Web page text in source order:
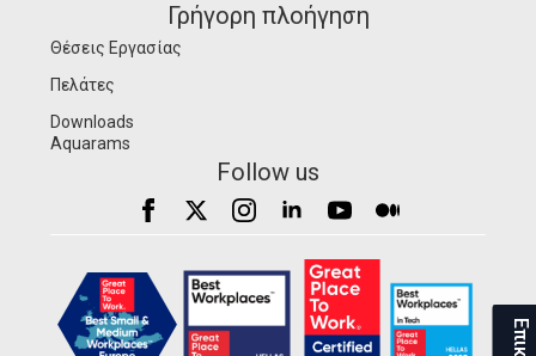
Γρήγορη πλοήγηση
Θέσεις Εργασίας
Πελάτες
Downloads
Aquarams
Follow us